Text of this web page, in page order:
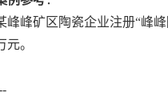
峰峰矿区陶瓷企业注册“峰
元。